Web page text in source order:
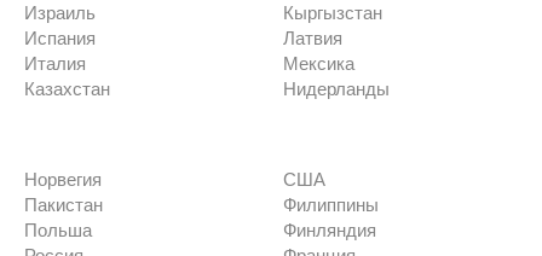
Израиль
Испания
Италия
Казахстан
Кыргызстан
Латвия
Мексика
Нидерланды
Норвегия
Пакистан
Польша
США
Филиппины
Финляндия